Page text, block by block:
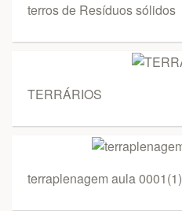
terros de Resíduos sólidos
TERRÁRIOS
terraplenagem aula 0001(1)